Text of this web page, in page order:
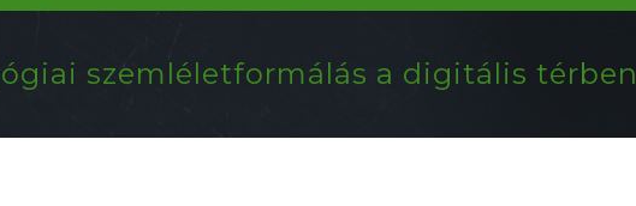
szemléletformálás a digitális térben